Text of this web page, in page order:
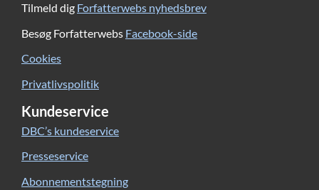
Tilmeld dig Forfatterwebs nyhedsbrev
Besøg Forfatterwebs Facebook-side
Cookies
Privatlivspolitik
Kundeservice
DBC’s kundeservice
Presseservice
Abonnementstegning